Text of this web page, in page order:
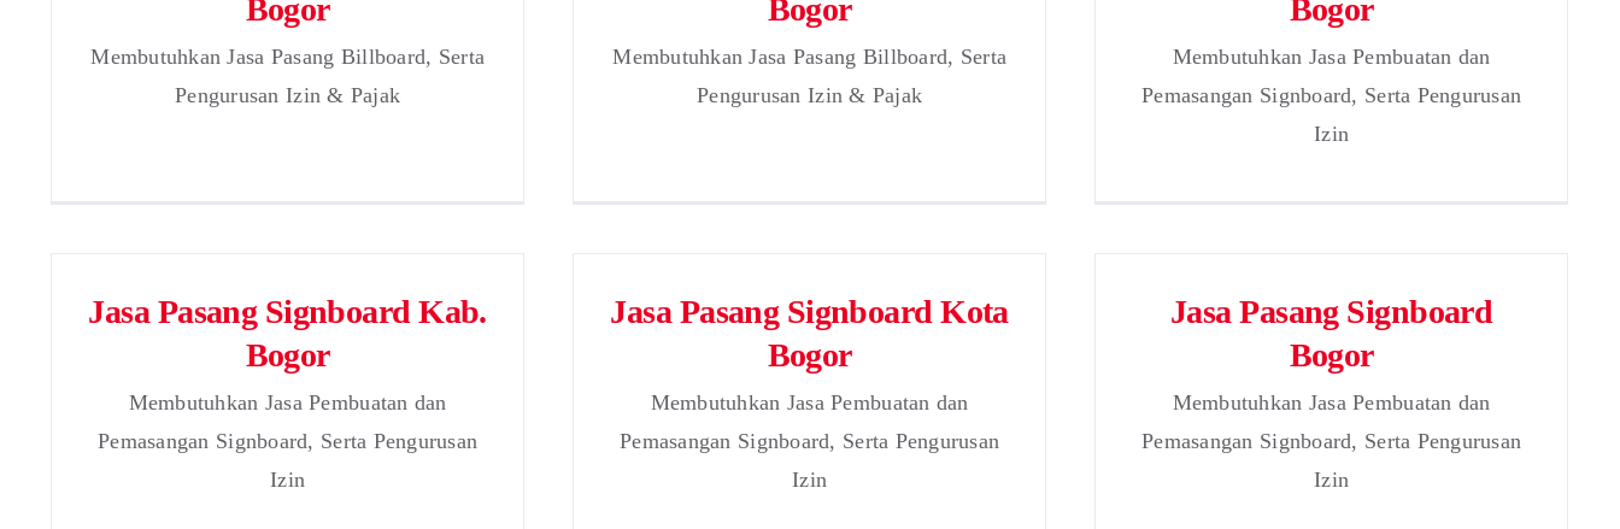
Bogor
Membutuhkan Jasa Pasang Billboard, Serta
Pengurusan Izin & Pajak
Bogor
Membutuhkan Jasa Pasang Billboard, Serta
Pengurusan Izin & Pajak
Bogor
Membutuhkan Jasa Pembuatan dan
Pemasangan Signboard, Serta Pengurusan
Izin
Jasa Pasang Signboard Kab.
Bogor
Membutuhkan Jasa Pembuatan dan
Pemasangan Signboard, Serta Pengurusan
Izin
Jasa Pasang Signboard Kota
Bogor
Membutuhkan Jasa Pembuatan dan
Pemasangan Signboard, Serta Pengurusan
Izin
Jasa Pasang Signboard
Bogor
Membutuhkan Jasa Pembuatan dan
Pemasangan Signboard, Serta Pengurusan
Izin